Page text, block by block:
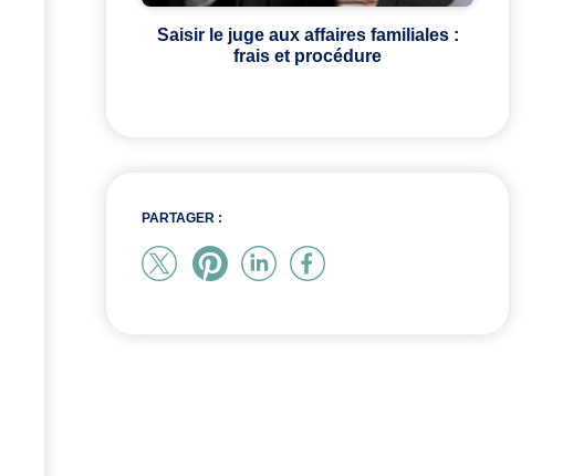
Saisir le juge aux affaires familiales :
frais et procédure
PARTAGER :